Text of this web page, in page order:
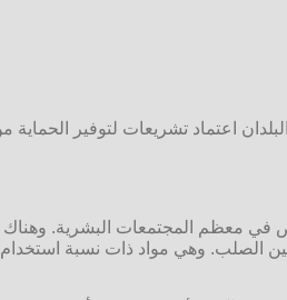
البلدان اعتماد تشريعات لتوفير الحماية
في معظم المجتمعات البشرية.
الصلب. وهي مواد ذات نسبة